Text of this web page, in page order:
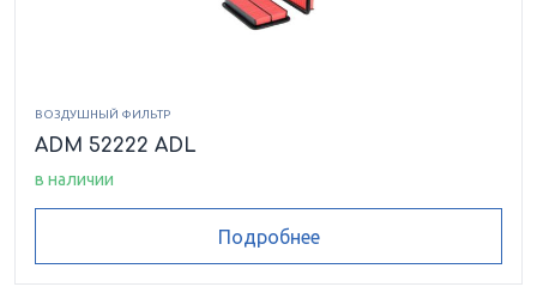
ВОЗДУШНЫЙ ФИЛЬТР
ADM 52222 ADL
в наличии
Подробнее